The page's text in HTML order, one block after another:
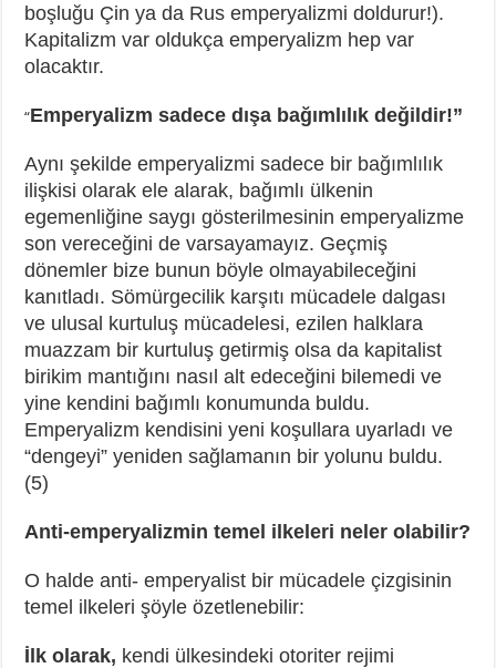
boşluğu Çin ya da Rus emperyalizmi doldurur!).
Kapitalizm var oldukça emperyalizm hep var
olacaktır.
“Emperyalizm sadece dışa bağımlılık değildir!”
Aynı şekilde emperyalizmi sadece bir bağımlılık
ilişkisi olarak ele alarak, bağımlı ülkenin
egemenliğine saygı gösterilmesinin emperyalizme
son vereceğini de varsayamayız. Geçmiş
dönemler bize bunun böyle olmayabileceğini
kanıtladı. Sömürgecilik karşıtı mücadele dalgası
ve ulusal kurtuluş mücadelesi, ezilen halklara
muazzam bir kurtuluş getirmiş olsa da kapitalist
birikim mantığını nasıl alt edeceğini bilemedi ve
yine kendini bağımlı konumunda buldu.
Emperyalizm kendisini yeni koşullara uyarladı ve
“dengeyi” yeniden sağlamanın bir yolunu buldu.
(5)
Anti-emperyalizmin temel ilkeleri neler olabilir?
O halde anti- emperyalist bir mücadele çizgisinin
temel ilkeleri şöyle özetlenebilir:
İlk olarak, kendi ülkesindeki otoriter rejimi